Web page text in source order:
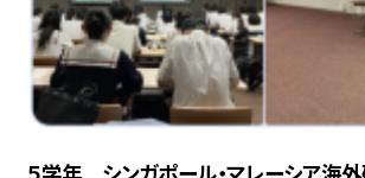
５学年 シンガポール・マレーシア海